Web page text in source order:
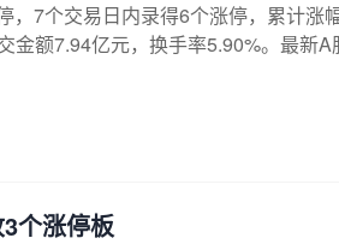
，7个交易日内录得6个涨停，累计
金额7.94亿元，换手率5.90%。最新
元，营业部席位合计净买入3835.01
同比变动区间为-58.09%~-45.09%
个涨停板